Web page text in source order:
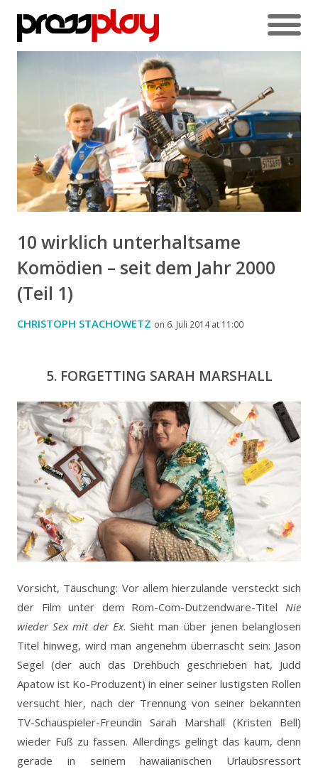
10 wirklich unterhaltsame
Komödien – seit dem Jahr 2000
(Teil 1)
CHRISTOPH STACHOWETZ on 6. Juli 2014 at 11:00
5. FORGETTING SARAH MARSHALL
Vorsicht, Täuschung: Vor allem hierzulande versteckt sich
der Film unter dem Rom-Com-Dutzendware-Titel Nie
wieder Sex mit der Ex. Sieht man über jenen belanglosen
Titel hinweg, wird man angenehm überrascht sein: Jason
Segel (der auch das Drehbuch geschrieben hat, Judd
Apatow ist Ko-Produzent) in einer seiner lustigsten Rollen
versucht hier, nach der Trennung von seiner bekannten
TV-Schauspieler-Freundin Sarah Marshall (Kristen Bell)
wieder Fuß zu fassen. Allerdings gelingt das kaum, denn
gerade in seinem hawaiianischen Urlaubsressort